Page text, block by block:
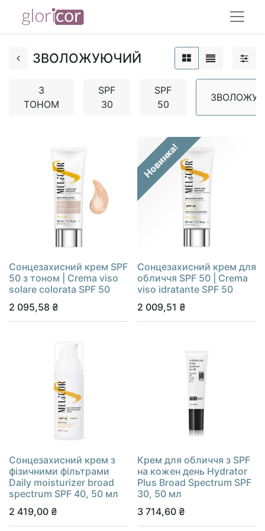
ЗВОЛОЖУЮЧИЙ
З
ТОНОМ
SPF
30
SPF
50
Cонцезахисний крем SPF
50 з тоном | Сrema viso
solare colorata SPF 50
2 095,58 ₴
Новинка!
Сонцезахисний крем для
обличчя SPF 50 | Crema
viso idratante SPF 50
2 009,51 ₴
Сонцезахисний крем з
фізичними фільтрами
Daily moisturizer broad
spectrum SPF 40, 50 мл
2 419,00 ₴
Крем для обличчя з SPF
на кожен день Hydrator
Plus Broad Spectrum SPF
30, 50 мл
3 714,60₴